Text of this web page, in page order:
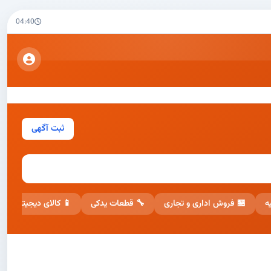
04:40
ثبت آگهی
🏪 فروش اداری و تجاری 🔧 قطعات یدکی 📱 کالای دیجیتال